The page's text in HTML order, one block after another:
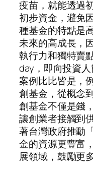
疫苗，就能透過
初步資金，避免
種基金的特點是
未來的高成長，
執行力和獨特賣
day，即向投資
案例比比皆是，
創基金，從概念
創基金不僅是錢
讓創業者接觸到
著台灣政府推動
金的資源更豐富
展領域，鼓勵更